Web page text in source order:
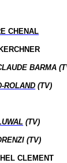
CHENAL
BARMA
ROLAND (TV)
(TV)
(TV)
CLEMENT